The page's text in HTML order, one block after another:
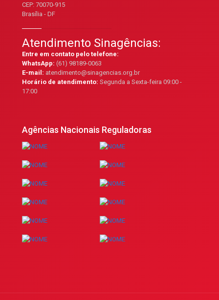
CEP: 70070-915
Brasília - DF
Atendimento Sinagências:
Entre em contato pelo telefone:
WhatsApp: (61) 98189-0063
E-mail: atendimento@sinagencias.org.br
Horário de atendimento: Segunda a Sexta-feira 09:00 -
17:00
Agências Nacionais Reguladoras